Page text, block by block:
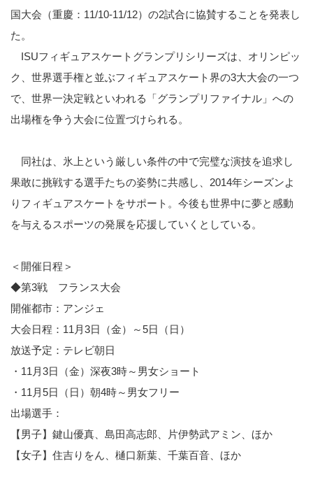
国大会（重慶：11/10-11/12）の2試合に協賛することを発表し
た。
ISUフィギュアスケートグランプリシリーズは、オリンピッ
ク、世界選手権と並ぶフィギュアスケート界の3大大会の一つ
で、世界一決定戦といわれる「グランプリファイナル」への
出場権を争う大会に位置づけられる。
同社は、氷上という厳しい条件の中で完璧な演技を追求し
果敢に挑戦する選手たちの姿勢に共感し、2014年シーズンよ
りフィギュアスケートをサポート。今後も世界中に夢と感動
を与えるスポーツの発展を応援していくとしている。
＜開催日程＞
◆第3戦 フランス大会
開催都市：アンジェ
大会日程：11月3日（金）～5日（日）
放送予定：テレビ朝日
・11月3日（金）深夜3時～男女ショート
・11月5日（日）朝4時～男女フリー
出場選手：
【男子】鍵山優真、島田高志郎、片伊勢武アミン、ほか
【女子】住吉りをん、樋口新葉、千葉百音、ほか